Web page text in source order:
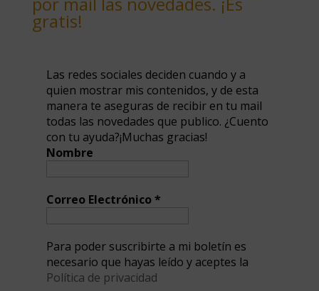
gratis!
Las redes sociales deciden cuando y a
quien mostrar mis contenidos, y de esta
manera te aseguras de recibir en tu mail
todas las novedades que publico. ¿Cuento
con tu ayuda?¡Muchas gracias!
Nombre
Correo Electrónico*
Para poder suscribirte a mi boletín es
necesario que hayas leído y aceptes la
Política de privacidad